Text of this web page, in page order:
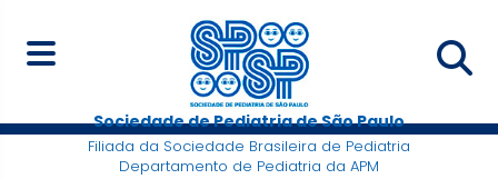
Sociedade de Pediatria de São Paulo
Filiada da Sociedade Brasileira de Pediatria
Departamento de Pediatria da APM